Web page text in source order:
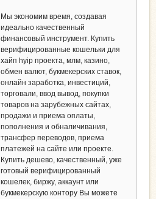
Мы экономим время, создавая
идеально качественный
финансовый инструмент. Купить
верифицированные кошельки для
хайп hyip проекта, млм, казино,
обмен валют, букмекерских ставок,
онлайн заработка, инвестиций,
торговали, ввод вывод, покупки
товаров на зарубежных сайтах,
продажи и приема оплаты,
пополнения и обналичивания,
трансфер переводов, приема
платежей на сайте или проекте.
Купить дешево, качественный, уже
готовый верифицированный
кошелек, биржу, аккаунт или
букмекерскую контору Вы можете